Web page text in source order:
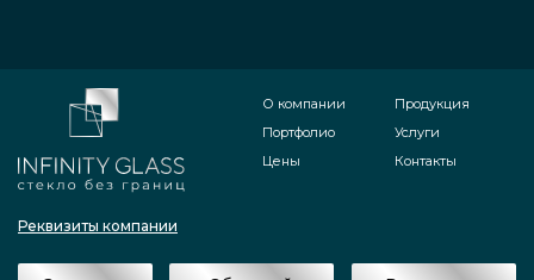
Реквизиты компании
О компании
Портфолио
Цены
Продукция
Услуги
Контакты